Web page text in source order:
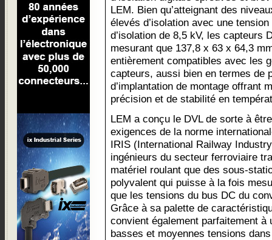
LEM. Bien qu’atteignant des
élevés d’isolation avec une
d’isolation de 8,5 kV, les capteurs
mesurant que 137,8 x 63 x 64,3
entièrement compatibles avec les
capteurs, aussi bien en termes de
d’implantation de montage offrant
précision et de stabilité en
LEM a conçu le DVL de sorte à
exigences de la norme
IRIS (International Railway
ingénieurs du secteur ferroviaire
matériel roulant que des sous-
polyvalent qui puisse à la fois
que les tensions du bus DC du
Grâce à sa palette de
convient également parfaitement à
basses et moyennes tensions